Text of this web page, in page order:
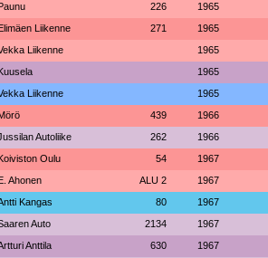
226 1965
Liikenne 271 1965
Liikenne 1965
1965
Liikenne 1965
439 1966
Autoliike 262 1966
Oulu 54 1967
Ahonen ALU 2 1967
Kangas 80 1967
Auto 2134 1967
Anttila 630 1967